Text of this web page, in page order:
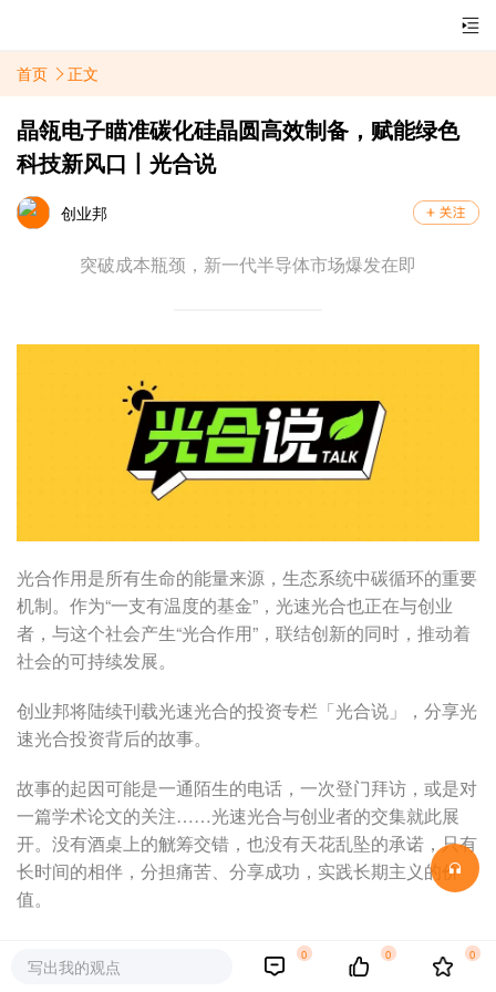
首页 正文
晶瓴电子瞄准碳化硅晶圆高效制备，赋能绿色
科技新风口丨光合说
创业邦
突破成本瓶颈，新一代半导体市场爆发在即
光合作用是所有生命的能量来源，生态系统中碳循环的重要
机制。作为“一支有温度的基金”，光速光合也正在与创业
者，与这个社会产生“光合作用”，联结创新的同时，推动着
社会的可持续发展。
创业邦将陆续刊载光速光合的投资专栏「光合说」，分享光
速光合投资背后的故事。
故事的起因可能是一通陌生的电话，一次登门拜访，或是对
一篇学术论文的关注……光速光合与创业者的交集就此展
开。没有酒桌上的觥筹交错，也没有天花乱坠的承诺，只有
长时间的相伴，分担痛苦、分享成功，实践长期主义的价
值。
“思考、专注、探索、创新”，这是光速光合的投资信仰。凭
借着对行业的极致追求，心怀时代赋予的责任，积极寻找下
写出我的观点
0 0 0